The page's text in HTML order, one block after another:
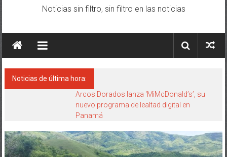
Noticias sin filtro, sin filtro en las noticias
Noticias de última hora:
Arcos Dorados lanza ‘MiMcDonald’s’, su
nuevo programa de lealtad digital en
Panamá